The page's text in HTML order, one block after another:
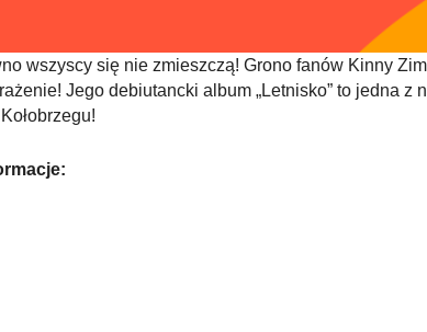
wszyscy się nie zmieszczą! Grono fanów Kinny
Jego debiutancki album „Letnisko” to jedna z